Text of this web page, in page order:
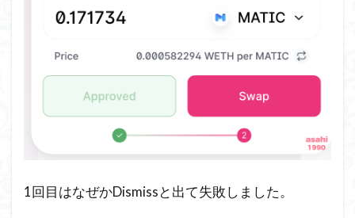
1回目はなぜかDismissと出て失敗しました。